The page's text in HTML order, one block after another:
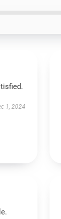
1, 2024